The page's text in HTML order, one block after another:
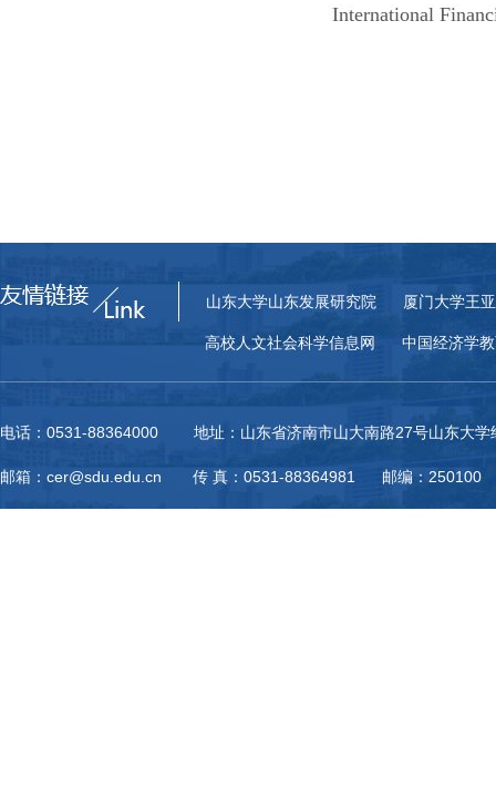
International
山东大学山东发展研究院 厦门大学王
高校人文社会科学信息网 中国经济学
电话：0531-88364000 地址：山东省济南市山大南路27号山东大学
邮箱：cer@sdu.edu.cn 传 真：0531-88364981 邮编：250100